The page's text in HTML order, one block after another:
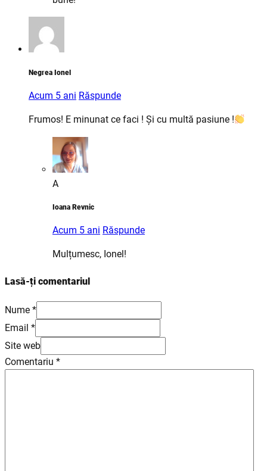
Negrea Ionel
Acum 5 ani Răspunde
Frumos! E minunat ce faci ! Și cu multă pasiune !
A
Ioana Revnic
Acum 5 ani Răspunde
Mulțumesc, Ionel!
Lasă-ți comentariul
Nume *
Email *
Site web
Comentariu *